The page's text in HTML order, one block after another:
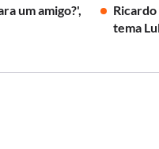
um amigo?',
tema